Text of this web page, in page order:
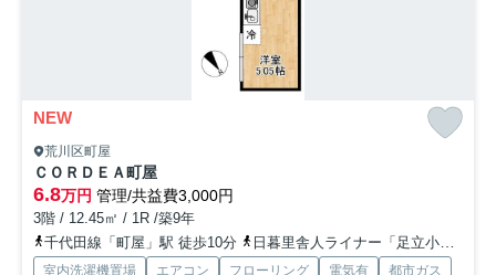
NEW
荒川区町屋
ＣＯＲＤＥＡ町屋
6.8万円 管理/共益費3,000円
3階 / 12.45㎡ / 1R /築9年
千代田線「町屋」駅 徒歩10分
日暮里舎人ライナー「足立小台」駅 徒歩20分
室内洗濯機置場 エアコン フローリング 電気有
都市ガス